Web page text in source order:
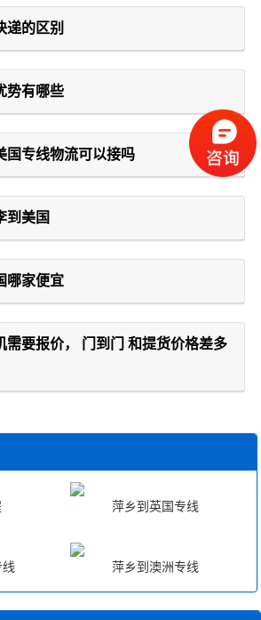
递的区别
势有哪些
国专线物流可以接吗
到美国
哪家便宜
需要报价， 门到门 和提货价格差多
萍乡到英国专线
萍乡到澳洲专线